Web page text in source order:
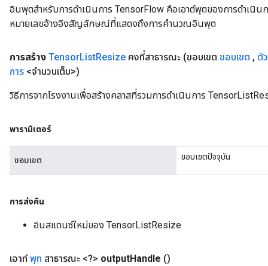
อินพุตสำหรับการดำเนินการ TensorFlow คือเอาต์พุตของการดำเนิน
หมายเลขอ้างอิงสัญลักษณ์ที่แสดงถึงการคำนวณอินพุต
การสร้าง TensorListResize คงที่สาธารณะ (ขอบเขต ขอบเขต , ตั
การ <จำนวนเต็ม>)
วิธีการจากโรงงานเพื่อสร้างคลาสที่รวมการดำเนินการ
พารามิเตอร์
ขอบเขต ขอบเขตปัจจุบัน
การส่งคืน
อินสแตนซ์ใหม่ของ TensorListResize
เอาท์พุท สาธารณะ <?> outputHandle ()